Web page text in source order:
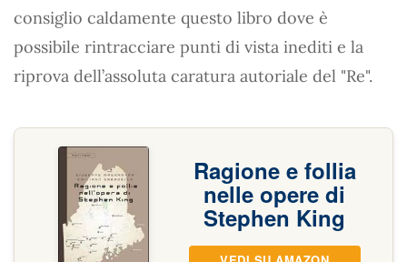
consiglio caldamente questo libro dove è
possibile rintracciare punti di vista inediti e la
riprova dell’assoluta caratura autoriale del "Re".
Ragione e follia
nelle opere di
Stephen King